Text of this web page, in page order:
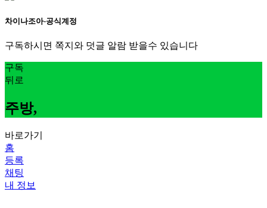
차이나조아-공식계정
구독하시면 쪽지와 덧글 알람 받을수 있습니다
구독
뒤로
주방,
바로가기
홈
등록
채팅
내 정보